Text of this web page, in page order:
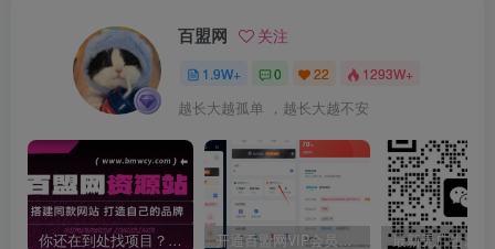
百盟网 关注
1.9W+ 0 22 1293W+
越长大越孤单 ，越长大越不安
你还在到处找项目？还在当韭菜？我靠卖项目一个月收入5万+，曾经我也是个失败者。 开通百盟网VIP会员，尊享全站资源免费下载，享70%的推广提成！！【限时五折优惠】